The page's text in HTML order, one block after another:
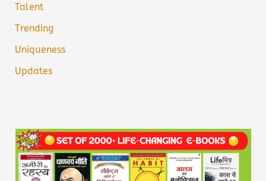
Talent
Trending
Uniqueness
Updates